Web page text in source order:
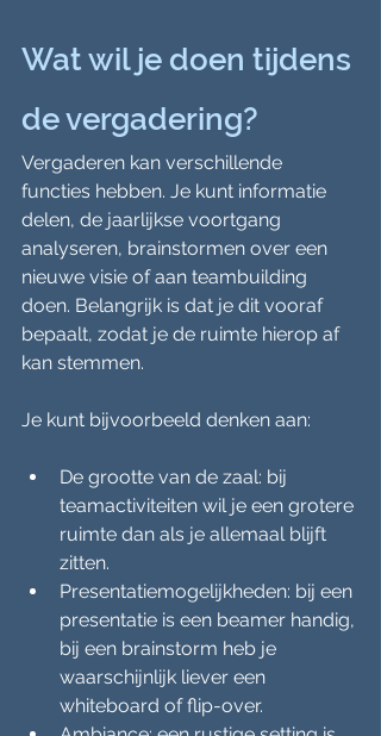
Wat wil je doen tijdens
de vergadering?
Vergaderen kan verschillende
functies hebben. Je kunt informatie
delen, de jaarlijkse voortgang
analyseren, brainstormen over een
nieuwe visie of aan teambuilding
doen. Belangrijk is dat je dit vooraf
bepaalt, zodat je de ruimte hierop af
kan stemmen.
Je kunt bijvoorbeeld denken aan:
De grootte van de zaal: bij
teamactiviteiten wil je een grotere
ruimte dan als je allemaal blijft
zitten.
Presentatiemogelijkheden: bij een
presentatie is een beamer handig,
bij een brainstorm heb je
waarschijnlijk liever een
whiteboard of flip-over.